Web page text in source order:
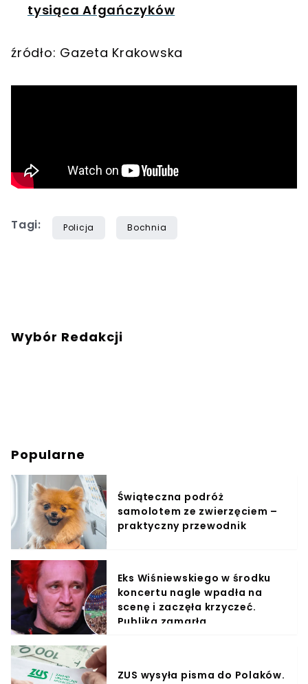
tysiąca Afgańczyków
źródło: Gazeta Krakowska
Tagi: Policja Bochnia
Wybór Redakcji
Popularne
Świąteczna podróż
samolotem ze zwierzęciem –
praktyczny przewodnik
Eks Wiśniewskiego w środku
koncertu nagle wpadła na
scenę i zaczęła krzyczeć.
Publika zamarła
ZUS wysyła pisma do Polaków.